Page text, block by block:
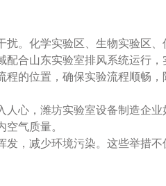
。化学实验区、生物实验区
合山东实验室排风系统运行，
的位置，确保实验流程顺畅，
心，潍坊实验室设备制造企
气质量。
，减少环境污染。这些举措